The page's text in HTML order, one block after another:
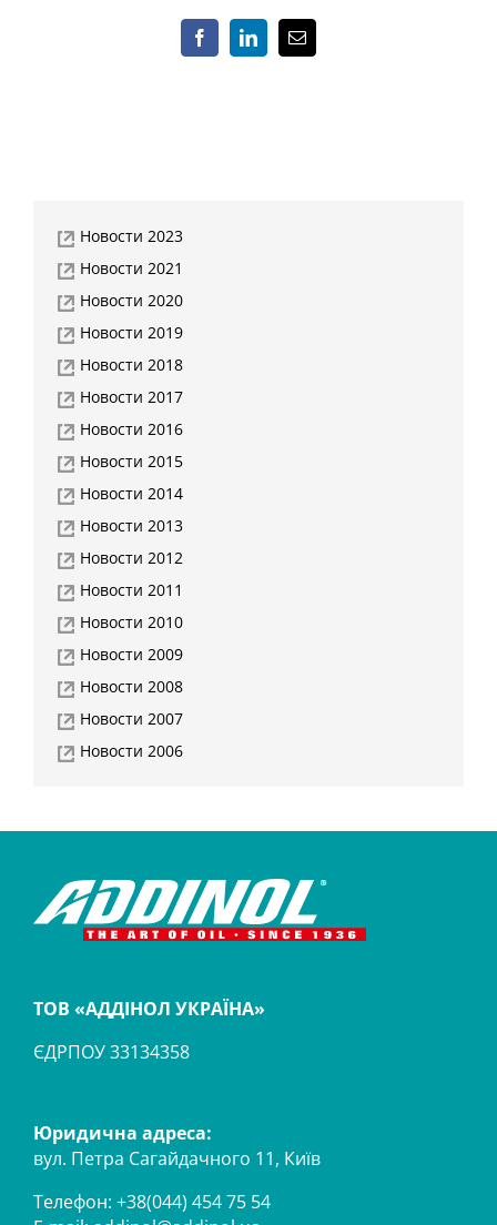
FacebookLinkedInEmail
Новости 2023
Новости 2021
Новости 2020
Новости 2019
Новости 2018
Новости 2017
Новости 2016
Новости 2015
Новости 2014
Новости 2013
Новости 2012
Новости 2011
Новости 2010
Новости 2009
Новости 2008
Новости 2007
Новости 2006
ТОВ «АДДІНОЛ УКРАЇНА»
ЄДРПОУ 33134358
Юридична адреса:
вул. Петра Сагайдачного 11, Київ
Телефон: +38(044) 454 75 54